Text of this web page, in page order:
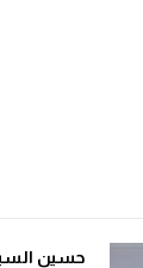
حسين